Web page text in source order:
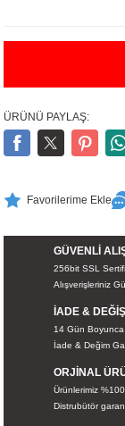
ÜRÜNÜ PAYLAŞ:
GÜVENLİ
256bit SSL
Alışverişleriniz
İADE &
14 Gün Boyunca
İade & Değim
ORJİNAL
Ürünlerimiz
Distrubütör